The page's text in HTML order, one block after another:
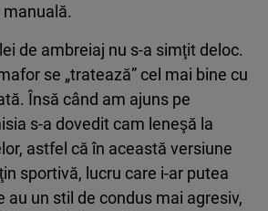
de ambreiaj nu s-a simţit deloc.
se „tratează” cel mai bine cu
Însă când am ajuns pe
s-a dovedit cam leneşă la
astfel că în această versiune
sportivă, lucru care i-ar putea
au un stil de condus mai agresiv,